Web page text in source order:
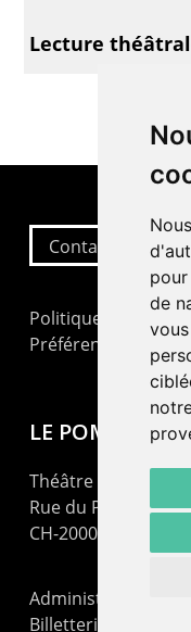
de
Lecture
Contactez-nous
Politique de
Préférences cookies
LE POMMIER
Théâtre – Centre
Rue du Pommier 9
CH-2000 Neuchâtel
Administration : +41
Billetterie : +41 32